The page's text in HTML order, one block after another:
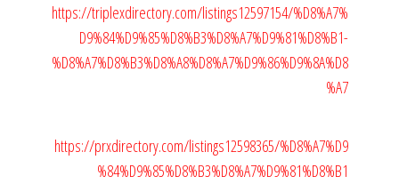
https://triplexdirectory.com/listings12597154/%D8%A7%
D9%84%D9%85%D8%B3%D8%A7%D9%81%D8%B1-
%D8%A7%D8%B3%D8%A8%D8%A7%D9%86%D9%8A%D8
%A7
https://prxdirectory.com/listings12598365/%D8%A7%D9
%84%D9%85%D8%B3%D8%A7%D9%81%D8%B1